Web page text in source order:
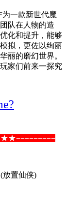
一款新世代魔
队在人物的造
化和提升，能够
拟，更佐以绚丽
丽的磨幻世界。
家们前来一探究
放置仙侠)